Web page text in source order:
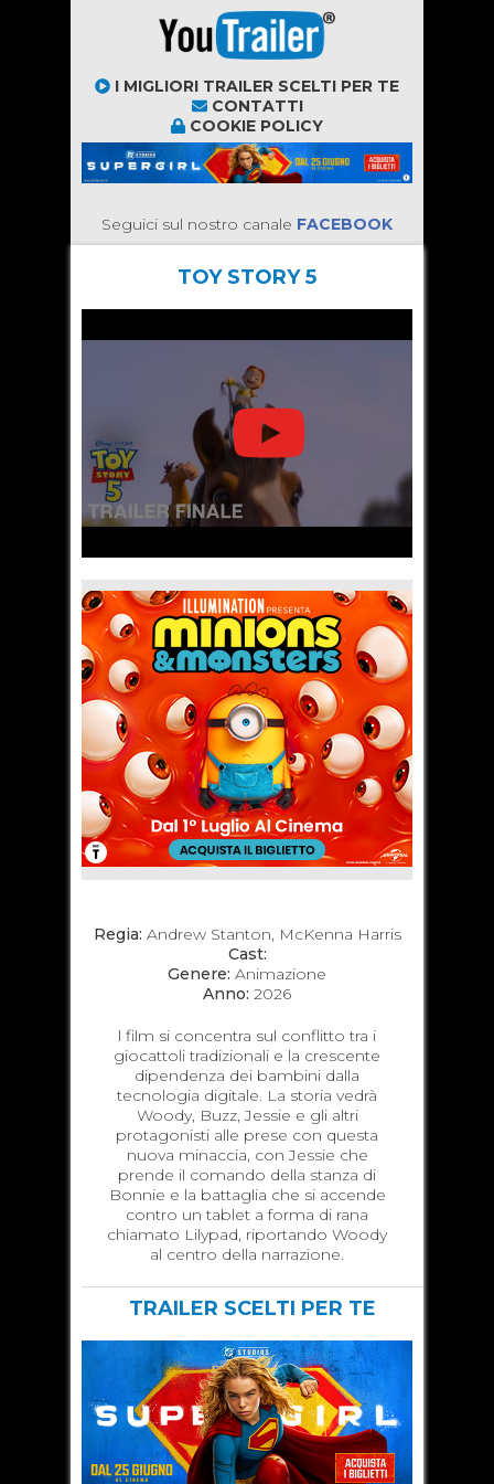
I MIGLIORI TRAILER SCELTI PER TE
CONTATTI
COOKIE POLICY
Seguici sul nostro canale FACEBOOK
TOY STORY 5
Regia: Andrew Stanton, McKenna Harris
Cast:
Genere: Animazione
Anno: 2026
l film si concentra sul conflitto tra i
giocattoli tradizionali e la crescente
dipendenza dei bambini dalla
tecnologia digitale. La storia vedrà
Woody, Buzz, Jessie e gli altri
protagonisti alle prese con questa
nuova minaccia, con Jessie che
prende il comando della stanza di
Bonnie e la battaglia che si accende
contro un tablet a forma di rana
chiamato Lilypad, riportando Woody
al centro della narrazione.
TRAILER SCELTI PER TE